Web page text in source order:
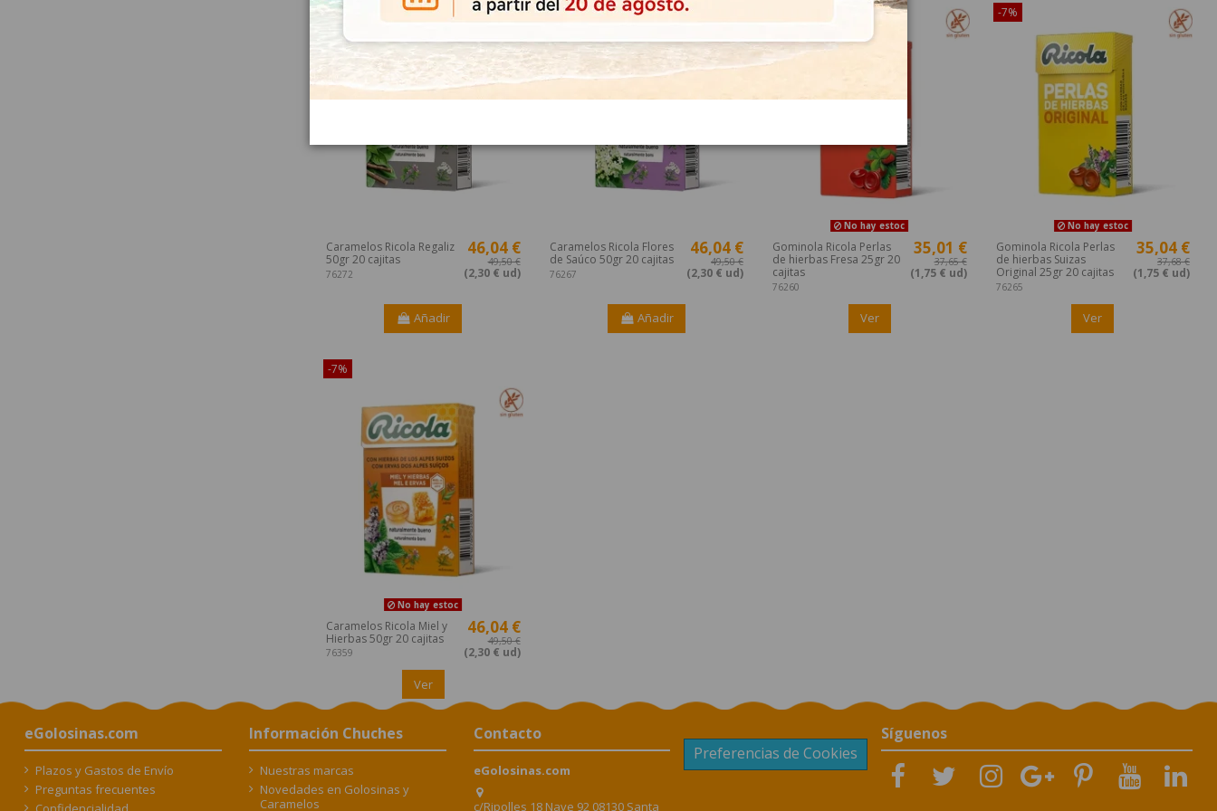
-7%
Caramelos Ricola Regaliz
50gr 20 cajitas
76272
46,04 €
49,50 €
(2,30 € ud)
Añadir
-7%
Caramelos Ricola Flores
de Saúco 50gr 20 cajitas
76267
46,04 €
49,50 €
(2,30 € ud)
Añadir
No hay estoc
Gominola Ricola Perlas
de hierbas Fresa 25gr 20
cajitas
76260
35,01 €
37,65 €
(1,75 € ud)
Ver
-7%
No hay estoc
Gominola Ricola Perlas
de hierbas Suizas
Original 25gr 20 cajitas
76265
35,04 €
37,68 €
(1,75 € ud)
Ver
-7%
No hay estoc
Caramelos Ricola Miel y
Hierbas 50gr 20 cajitas
76359
46,04 €
49,50 €
(2,30 € ud)
Ver
eGolosinas.com
Plazos y Gastos de Envío
Preguntas frecuentes
Información Chuches
Nuestras marcas
Novedades en Golosinas y
Caramelos
Contacto
eGolosinas.com
c/Ripolles 18 Nave 92 08130 Santa
Preferencias de Cookies
Síguenos